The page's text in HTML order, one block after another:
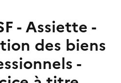
- Assiette -
des biens
-